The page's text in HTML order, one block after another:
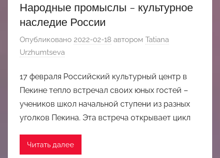
Народные промыслы – культурное
наследие России
Опубликовано 2022-02-18 автором Tatiana
Urzhumtseva
17 февраля Российский культурный центр в
Пекине тепло встречал своих юных гостей –
учеников школ начальной ступени из разных
уголков Пекина. Эта встреча открывает цикл
Читать далее